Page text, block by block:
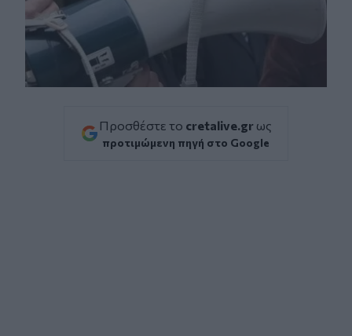
Προσθέστε το cretalive.gr ως
προτιμώμενη πηγή στο Google